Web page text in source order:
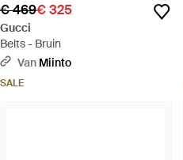
€ 469€ 325
Gucci
Belts - Bruin
Van Miinto
SALE